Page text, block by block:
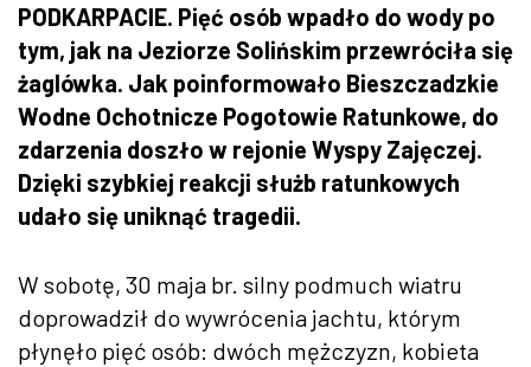
PODKARPACIE. Pięć osób wpadło do wody po
tym, jak na Jeziorze Solińskim przewróciła się
żaglówka. Jak poinformowało Bieszczadzkie
Wodne Ochotnicze Pogotowie Ratunkowe, do
zdarzenia doszło w rejonie Wyspy Zajęczej.
Dzięki szybkiej reakcji służb ratunkowych
udało się uniknąć tragedii.
W sobotę, 30 maja br. silny podmuch wiatru
doprowadził do wywrócenia jachtu, którym
płynęło pięć osób: dwóch mężczyzn, kobieta